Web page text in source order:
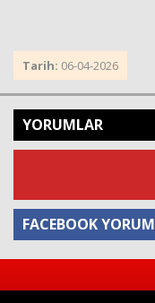
Tarih: 06-04-2026
YORUMLAR
FACEBOOK YORUM